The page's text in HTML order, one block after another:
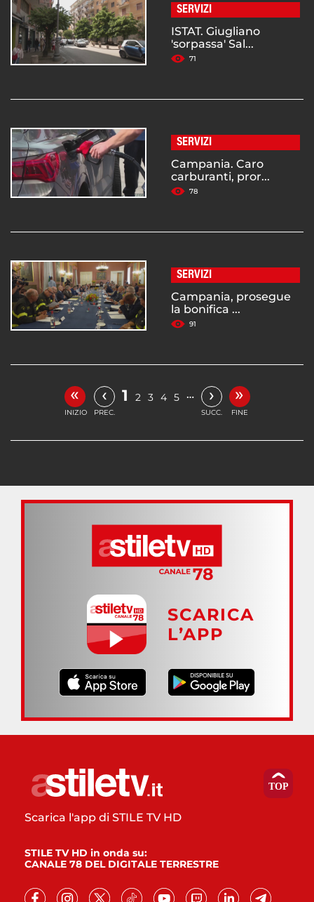
SERVIZI
ISTAT. Giugliano
'sorpassa' Sal...
71
SERVIZI
Campania. Caro
carburanti, pror...
78
SERVIZI
Campania, prosegue
la bonifica ...
91
«
INIZIO
‹
PREC.
1 2 3 4 5 … ›
SUCC.
»
FINE
SCARICA
L’APP
Scarica l'app di STILE TV HD
STILE TV HD in onda su:
CANALE 78 DEL DIGITALE TERRESTRE